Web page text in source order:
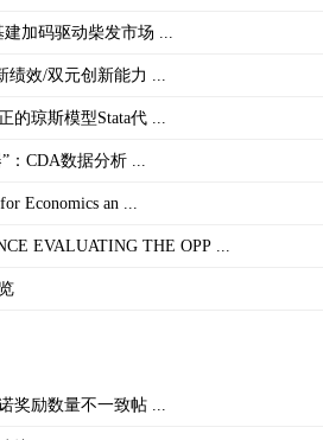
加码驱动柴发市场 ...
效/双元创新能力 ...
的琼斯模型Stata代 ...
：CDA数据分析 ...
Economics an ...
EVALUATING THE OPP ...
奖励数量不一致帖 ...